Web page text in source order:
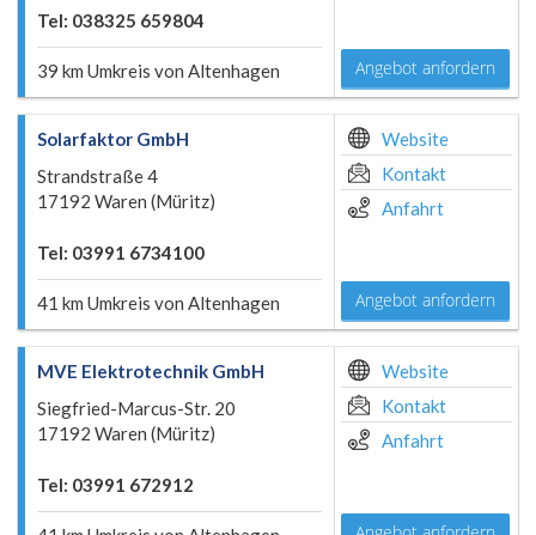
Tel: 038325 659804
39 km Umkreis von Altenhagen Angebot anfordern
Solarfaktor GmbH
Strandstraße 4
17192 Waren (Müritz)
Tel: 03991 6734100
41 km Umkreis von Altenhagen
Website
Kontakt
Anfahrt
Angebot anfordern
MVE Elektrotechnik GmbH
Siegfried-Marcus-Str. 20
17192 Waren (Müritz)
Tel: 03991 672912
Website
Kontakt
Anfahrt